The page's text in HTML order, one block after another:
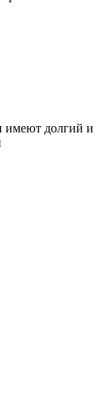
имеют долгий и